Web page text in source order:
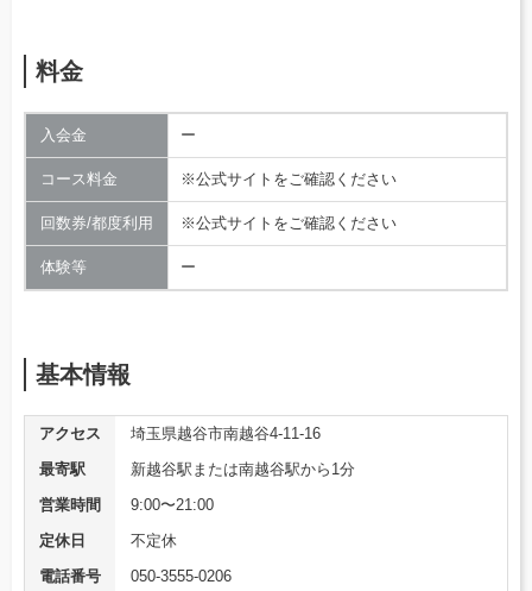
料金
入会金 ー
コース料金 ※公式サイトをご確認ください
回数券/都度利用 ※公式サイトをご確認ください
体験等 ー
基本情報
アクセス
埼玉県越谷市南越谷4-11-16
最寄駅
新越谷駅または南越谷駅から1分
営業時間
9:00〜21:00
定休日
不定休
電話番号
050-3555-0206